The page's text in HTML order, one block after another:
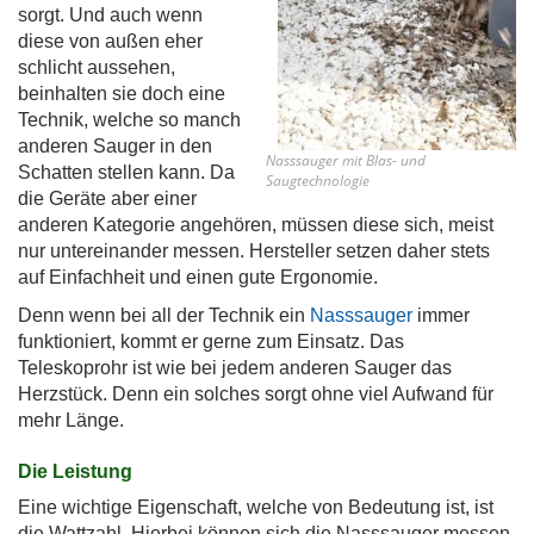
Nasssauger mit Blas- und
Saugtechnologie
sorgt. Und auch wenn
diese von außen eher
schlicht aussehen,
beinhalten sie doch eine
Technik, welche so manch
anderen Sauger in den
Schatten stellen kann. Da
die Geräte aber einer
anderen Kategorie angehören, müssen diese sich, meist
nur untereinander messen. Hersteller setzen daher stets
auf Einfachheit und einen gute Ergonomie.
Denn wenn bei all der Technik ein Nasssauger immer
funktioniert, kommt er gerne zum Einsatz. Das
Teleskoprohr ist wie bei jedem anderen Sauger das
Herzstück. Denn ein solches sorgt ohne viel Aufwand für
mehr Länge.
Die Leistung
Eine wichtige Eigenschaft, welche von Bedeutung ist, ist